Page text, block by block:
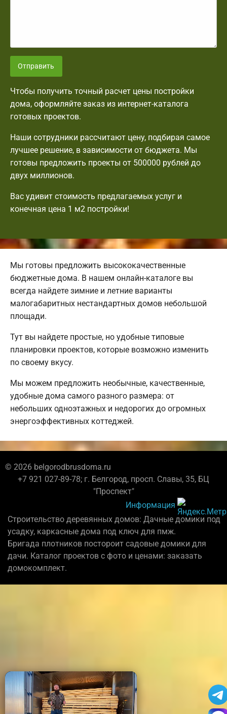
Отправить
Чтобы получить точный расчет цены постройки
дома, оформляйте заказ из интернет-каталога
готовых проектов.
Наши сотрудники рассчитают цену, подбирая самое
лучшее решение, в зависимости от бюджета. Мы
готовы предложить проекты от 500000 рублей до
двух миллионов.
Вас удивит стоимость предлагаемых услуг и
конечная цена 1 м2 постройки!
Мы готовы предложить высококачественные
бюджетные дома. В нашем онлайн-каталоге вы
всегда найдете зимние и летние варианты
малогабаритных нестандартных домов небольшой
площади.
Тут вы найдете простые, но удобные типовые
планировки проектов, которые возможно изменить
по своему вкусу.
Мы можем предложить необычные, качественные,
удобные дома самого разного размера: от
небольших одноэтажных и недорогих до огромных
энергоэффективных коттеджей.
© 2026 belgorodbrusdoma.ru
+7 921 027-89-78; г. Белгород, просп. Славы, 35, БЦ
"Проспект"
Информация
Строительство деревянных домов: Дачные домики под
усадку, каркасные дома под ключ для пмж.
Бригада плотников постороит садовые домики для
дачи. Каталог проектов с фото и ценами: заказать
домокомплект.